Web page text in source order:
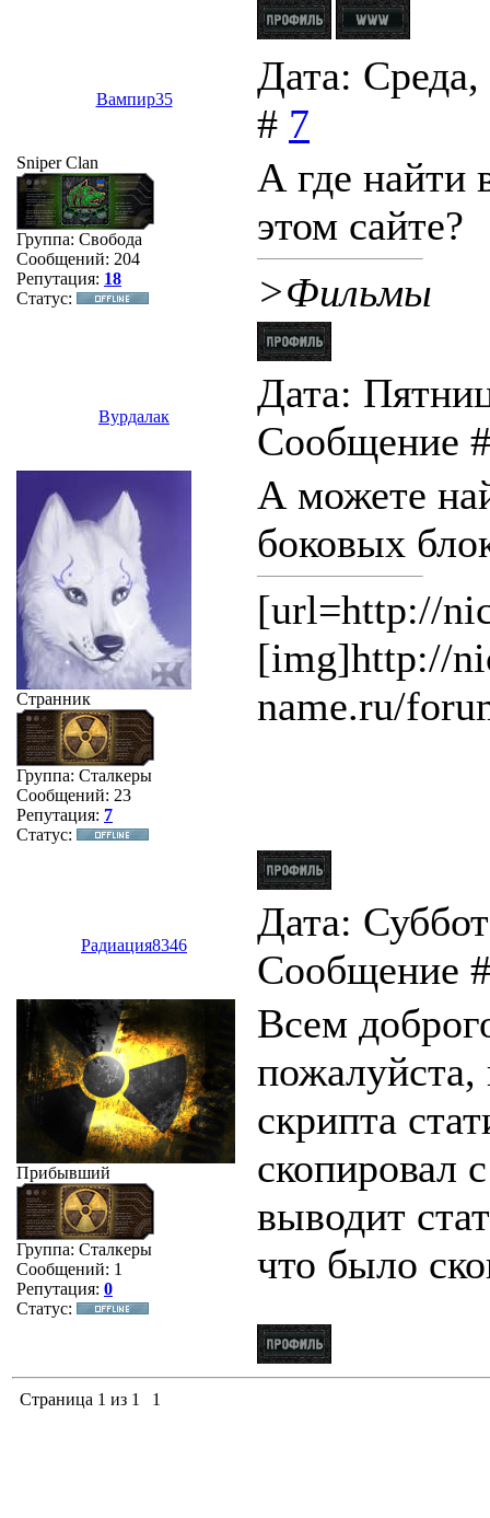
Вампир35
Дата:
# 7
Sniper Clan
Группа: Свобода
Сообщений: 204
Репутация: 18
Статус:
А где найти
этом сайте?
>Фильмы
Вурдалак
Дата:
Сообщение
Странник
Группа: Сталкеры
Сообщений: 23
Репутация: 7
Статус:
А можете
боковых
[url=http://
[img]http://
name.ru/
Радиация8346
Дата:
Сообщение
Прибывший
Группа: Сталкеры
Сообщений: 1
Репутация: 0
Статус:
Всем
пожалуйста,
скрипта
скопировал
выводит
что было
Страница 1 из 1 1